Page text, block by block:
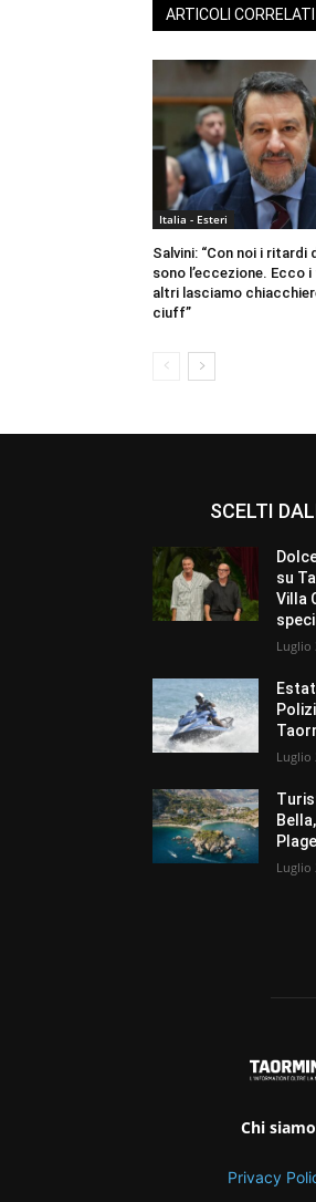
ARTICOLI CORRELATI
Italia - Esteri
Salvini: “Con noi i ritardi
sono l’eccezione. Ecco
altri lasciamo
ciuff”
SCELTI
su
Villa
Luglio
Luglio
Luglio
Chi siamo
Privacy